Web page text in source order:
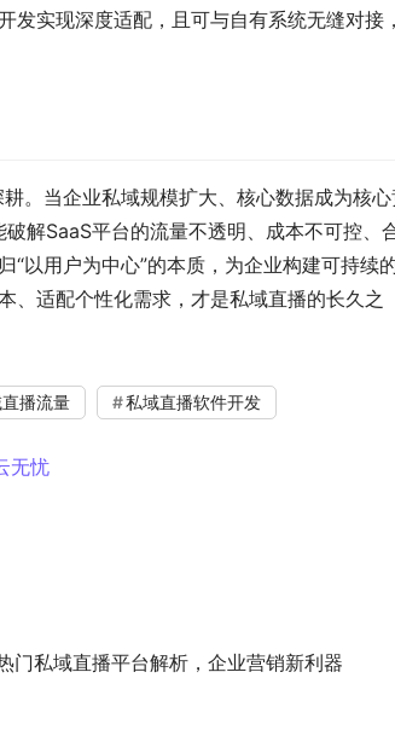
实现深度适配，且可与自有系统无缝对接，
。当企业私域规模扩大、核心数据成为核
解SaaS平台的流量不透明、成本不可控、
以用户为中心”的本质，为企业构建可持续
、适配个性化需求，才是私域直播的长久之
播流量 私域直播软件开发
无忧
门私域直播平台解析，企业营销新利器